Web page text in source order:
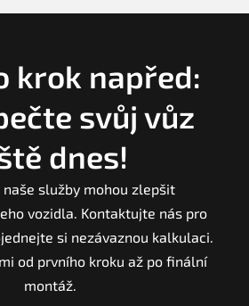
krok napřed:
svůj vůz
dnes!
naše služby mohou zlepšit
vozidla. Kontaktujte nás pro
si nezávaznou kalkulaci.
od prvního kroku až po finální
montáž.